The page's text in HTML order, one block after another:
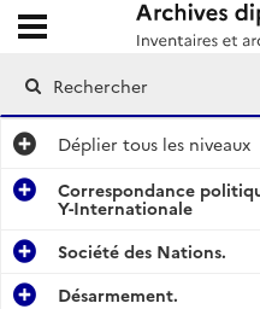
Archives
Ouvrir le menu déroulant
Déplier tous les niveaux
Correspondance
Y-Internationale
Société des Nations.
Désarmement.